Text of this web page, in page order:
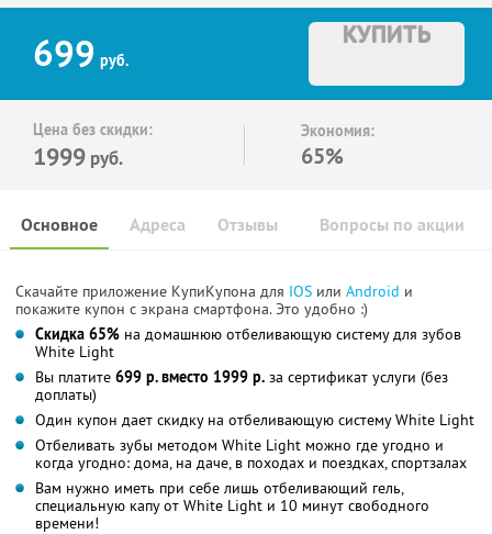
699 руб.
КУПИТЬ
Цена без скидки:
1999 руб.
Экономия:
65%
Основное Отзывы Вопросы по акции
Адреса
Скачайте приложение КупиКупона для IOS или Android и
покажите купон с экрана смартфона. Это удобно :)
Скидка 65% на домашнюю отбеливающую систему для зубов
White Light
Вы платите 699 р. вместо 1999 р. за сертификат услуги (без
доплаты)
Один купон дает скидку на отбеливающую систему White Light
Отбеливать зубы методом White Light можно где угодно и
когда угодно: дома, на даче, в походах и поездках, спортзалах
Вам нужно иметь при себе лишь отбеливающий гель,
специальную капу от White Light и 10 минут свободного
времени!